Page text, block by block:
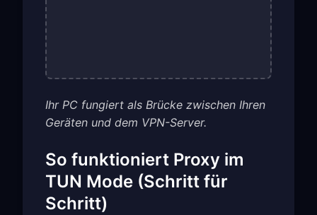
Ihr PC fungiert als Brücke zwischen Ihren
Geräten und dem VPN-Server.
So funktioniert Proxy im
TUN Mode (Schritt für
Schritt)